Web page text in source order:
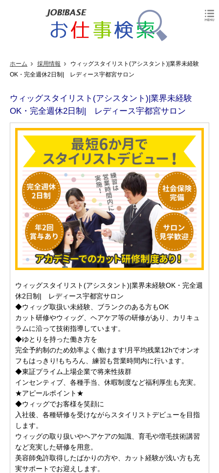
ホーム 採用情報
ウィッグスタイリスト(アシスタント)|業界未経験
OK・完全週休2日制| レディース宇都宮サロン
ウィッグスタイリスト(アシスタント)|業界未経験
OK・完全週休2日制| レディース宇都宮サロン
ウィッグスタイリスト(アシスタント)|業界未経験OK・完全週
休2日制| レディース宇都宮サロン
◆ウィッグ取扱い未経験、ブランクのある方もOK
カット研修やウィッグ、ヘアケア等の研修があり、カリキュ
ラムに沿って技術指導しています。
◆ゆとりを持った働き方を
完全予約制のため効率よく働けます!月平均残業12hでオンオ
フもはっきり!もちろん、練習も営業時間内に行います。
◆東証プライム上場企業で将来性抜群
インセンティブ、各種手当、休暇制度など福利厚生も充実。
★アピールポイント★
◆ウィッグでお客様を笑顔に
入社後、各種研修を受けながらスタイリストデビューを目指
します。
ウィッグの取り扱いやヘアケアの知識、育毛や増毛技術講習
など充実した研修を用意。
美容師免許取得したばかりの方や、カット経験が浅い方も充
実サポートでお迎えします。